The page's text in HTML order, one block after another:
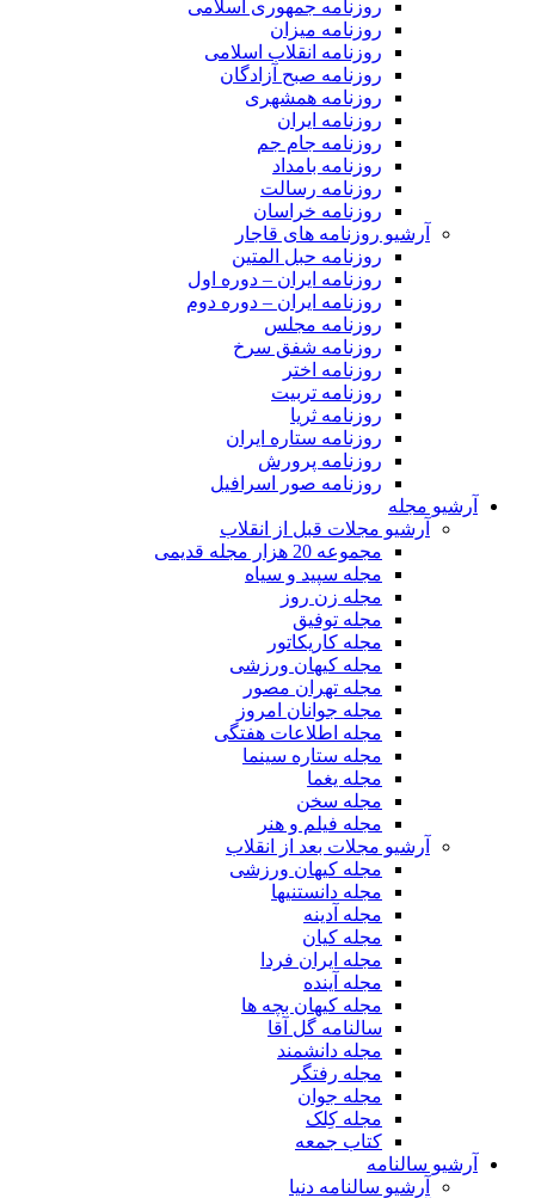
روزنامه جمهوری اسلامی
روزنامه میزان
روزنامه انقلاب اسلامی
روزنامه صبح آزادگان
روزنامه همشهری
روزنامه ایران
روزنامه جام جم
روزنامه بامداد
روزنامه رسالت
روزنامه خراسان
آرشیو روزنامه های قاجار
روزنامه حبل المتین
روزنامه ایران – دوره اول
روزنامه ایران – دوره دوم
روزنامه مجلس
روزنامه شفق سرخ
روزنامه اختر
روزنامه تربیت
روزنامه ثریا
روزنامه ستاره ایران
روزنامه پرورش
روزنامه صور اسرافیل
آرشیو مجله
آرشیو مجلات قبل از انقلاب
مجموعه 20 هزار مجله قدیمی
مجله سپید و سیاه
مجله زن روز
مجله توفیق
مجله کاریکاتور
مجله کیهان ورزشی
مجله تهران مصور
مجله جوانان امروز
مجله اطلاعات هفتگی
مجله ستاره سینما
مجله یغما
مجله سخن
مجله فیلم و هنر
آرشیو مجلات بعد از انقلاب
مجله کیهان ورزشی
مجله دانستنیها
مجله آدینه
مجله کیان
مجله ایران فردا
مجله آینده
مجله کیهان بچه ها
سالنامه گل آقا
مجله دانشمند
مجله رفتگر
مجله جوان
مجله کِلک
کتاب جمعه
آرشیو سالنامه
آرشیو سالنامه دنیا